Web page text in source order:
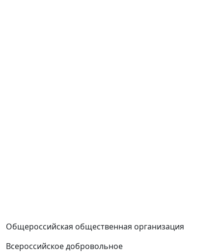
Общероссийская общественная организация
Всероссийское добровольное